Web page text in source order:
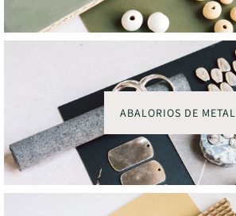
ABALORIOS DE METAL